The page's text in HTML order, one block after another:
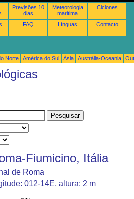
Previsões 10
dias
Meteorologia
maritima
Ciclones
FAQ Línguas Contacto
Norte América do Sul Ásia Austrália-Oceania
Fiumicino, Itália
de Roma
012-14E, altura: 2 m